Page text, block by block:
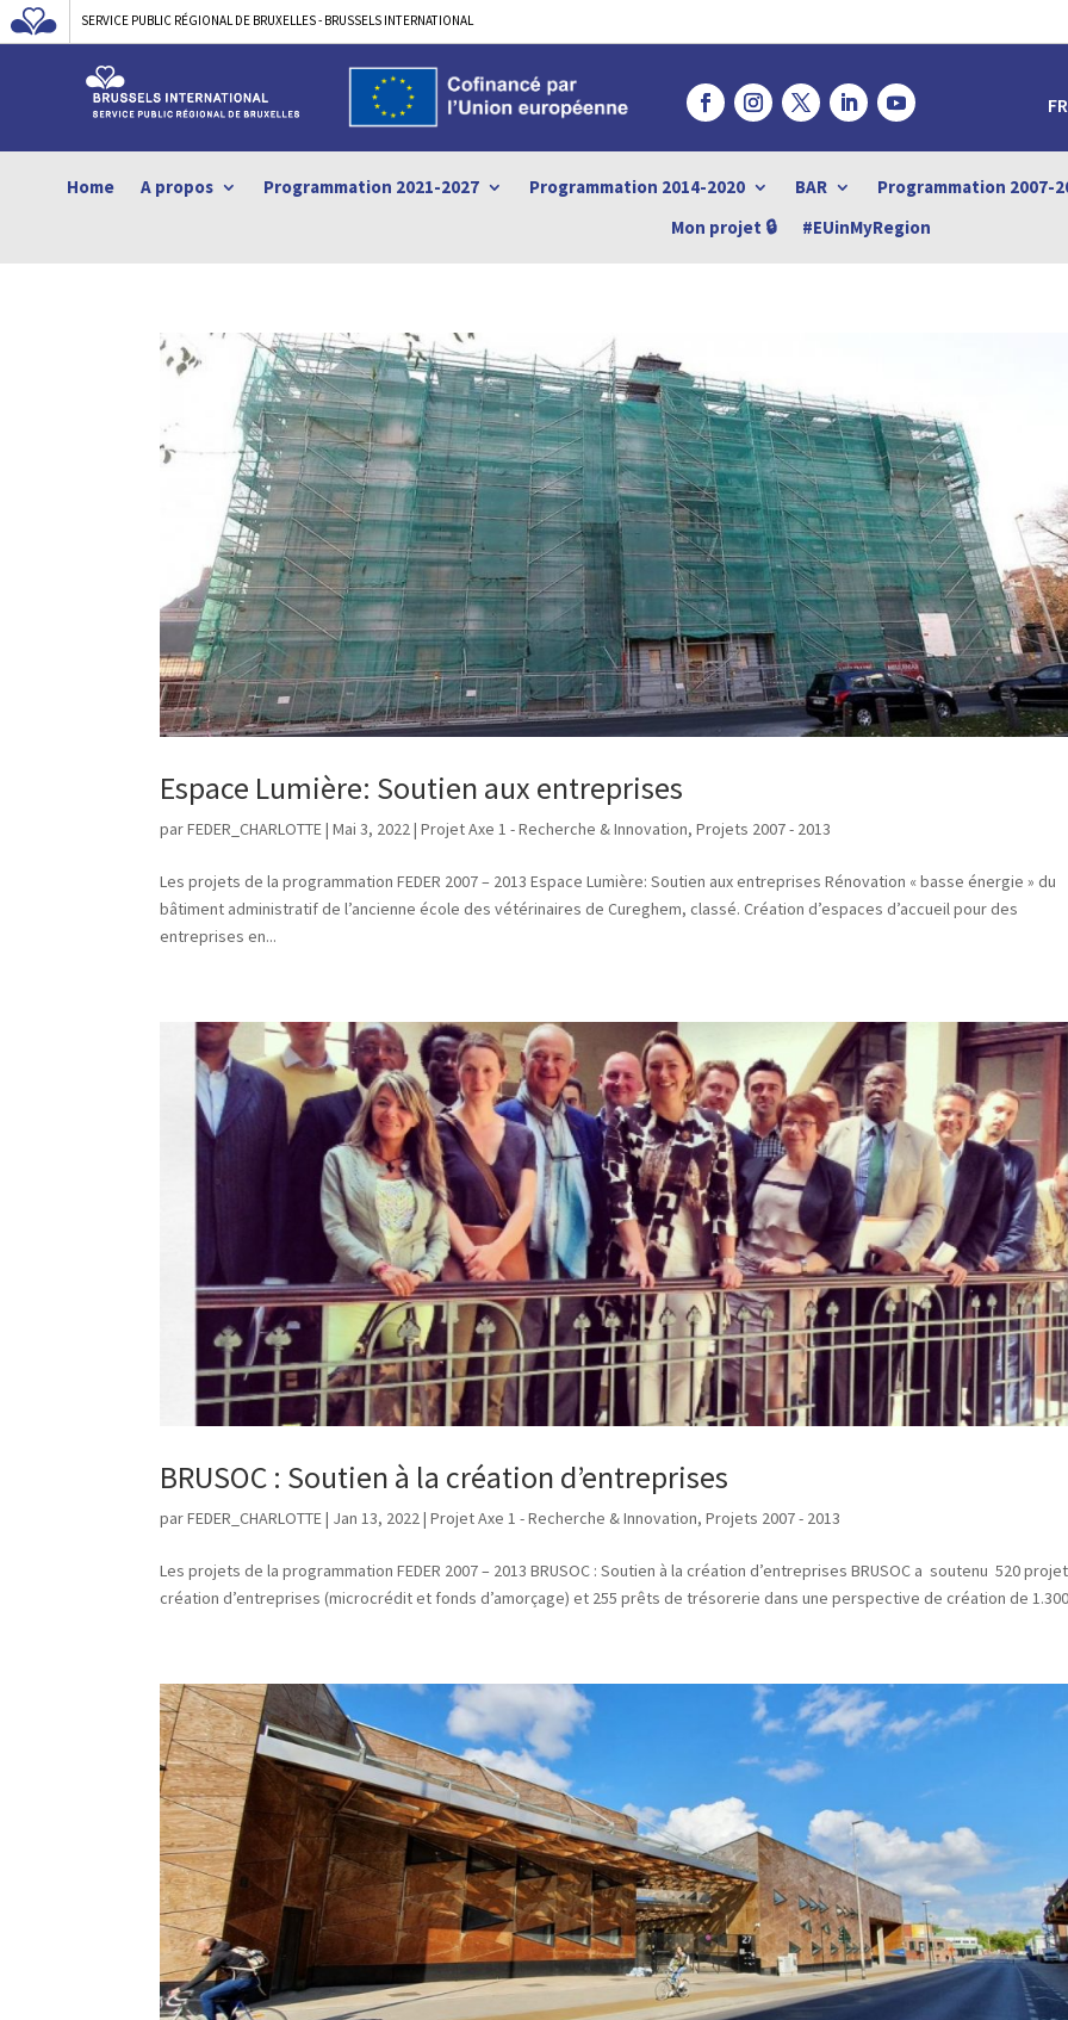
SERVICE PUBLIC RÉGIONAL DE BRUXELLES - BRUSSELS INTERNATIONAL
FR
Home A propos Programmation 2021-2027 Programmation 2014-2020 BAR
Programmation 2007-
Mon projet 🔒
#EUinMyRegion
Espace Lumière: Soutien aux entreprises
parFEDER_CHARLOTTE|Mai 3, 2022|Projet Axe 1 - Recherche & Innovation,Projets 2007 - 2013
Les projets de la programmation FEDER 2007 – 2013 Espace Lumière: Soutien aux entreprises Rénovation « basse énergie » du
bâtiment administratif de l’ancienne école des vétérinaires de Cureghem, classé. Création d’espaces d’accueil pour des
entreprises en...
BRUSOC : Soutien à la création d’entreprises
parFEDER_CHARLOTTE| Jan 13, 2022|Projet Axe 1 - Recherche & Innovation,Projets 2007 - 2013
Les projets de la programmation FEDER 2007 – 2013 BRUSOC : Soutien à la création d’entreprises BRUSOC a soutenu 520
création d’entreprises (microcrédit et fonds d’amorçage) et 255 prêts de trésorerie dans une perspective de création de